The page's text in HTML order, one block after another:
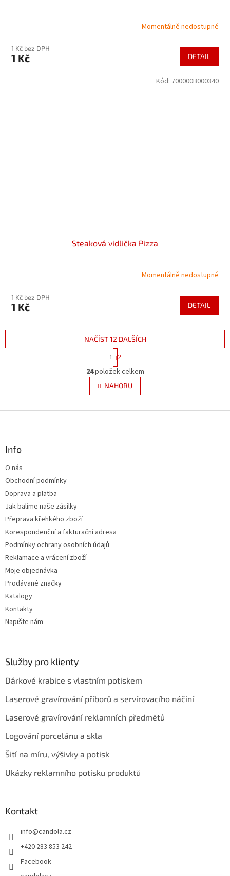
Momentálně nedostupné
1 Kč bez DPH
1 Kč DETAIL
Steaková vidlička Pizza
Momentálně nedostupné
1 Kč bez DPH
1 Kč DETAIL
Kód: 700000B000340
O
v
l
á
s
NAČÍST 12 DALŠÍCH
S
t
r
á
n
k
v
1 2
24položek celkem
NAHORU
Info
O nás
Obchodní podmínky
Doprava a platba
Jak balíme naše zásilky
Přeprava křehkého zboží
Korespondenční a fakturační adresa
Podmínky ochrany osobních údajů
Reklamace a vrácení zboží
Moje objednávka
Prodávané značky
Katalogy
Kontakty
Napište nám
Služby pro klienty
Dárkové krabice s vlastním potiskem
Laserové gravírování příborů a servírovacího náčiní
Laserové gravírování reklamních předmětů
Logování porcelánu a skla
Šití na míru, výšivky a potisk
Ukázky reklamního potisku produktů
Kontakt
info@candola.cz
+420 283 853 242
Facebook